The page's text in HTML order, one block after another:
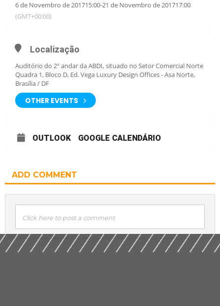
uma série de ações relativas ao tema, portanto, criando uma
cultura valiosa. No futuro o governo federal será o maior
O documento preliminar “Regulamento de requisitos técnicos
ao acervo da Biblioteca Nacional BIM (BNBIM)” foi apresentado e
receberá contribuições até o dia 17 de novembro. A próxima
reunião do Grupo Ad Hoc Regulamentação e Normalização – BIM
será no dia 6 de dezembro, às 14h30, no MDIC.
6 de Novembro de 201715:00-21 de Novembro de 201717:00
(GMT+00:00)
Localização
Auditório do 2º andar da ABDI, situado no Setor Comercial Norte
Quadra 1, Bloco D, Ed. Vega Luxury Design Offices - Asa Norte,
Brasília / DF
OTHER EVENTS
OUTLOOK GOOGLE CALENDÁRIO
ADD COMMENT
Click here to post a comment